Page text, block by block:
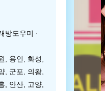
방도우미 ·
, 용인, 화성,
, 군포, 의왕,
, 안산, 고양,